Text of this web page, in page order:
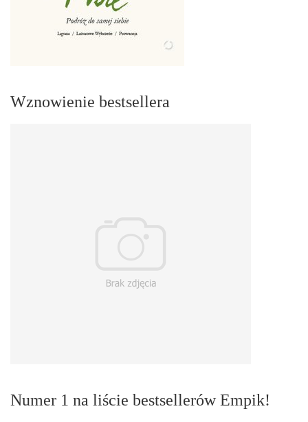
Wznowienie bestsellera
Numer 1 na liście bestsellerów Empik!